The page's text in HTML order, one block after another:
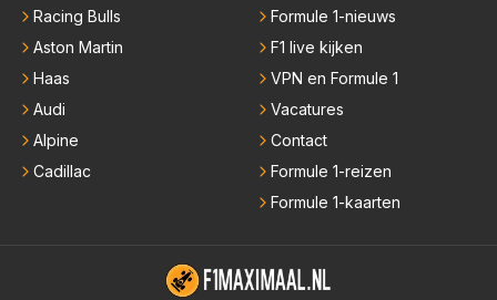
Racing Bulls
Aston Martin
Haas
Audi
Alpine
Cadillac
Formule 1-nieuws
F1 live kijken
VPN en Formule 1
Vacatures
Contact
Formule 1-reizen
Formule 1-kaarten